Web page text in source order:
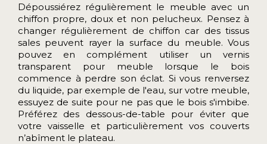
Dépoussiérez régulièrement le meuble avec un
chiffon propre, doux et non pelucheux. Pensez à
changer régulièrement de chiffon car des tissus
sales peuvent rayer la surface du meuble. Vous
pouvez en complément utiliser un vernis
transparent pour meuble lorsque le bois
commence à perdre son éclat. Si vous renversez
du liquide, par exemple de l'eau, sur votre meuble,
essuyez de suite pour ne pas que le bois s'imbibe.
Préférez des dessous-de-table pour éviter que
votre vaisselle et particulièrement vos couverts
n’abîment le plateau.